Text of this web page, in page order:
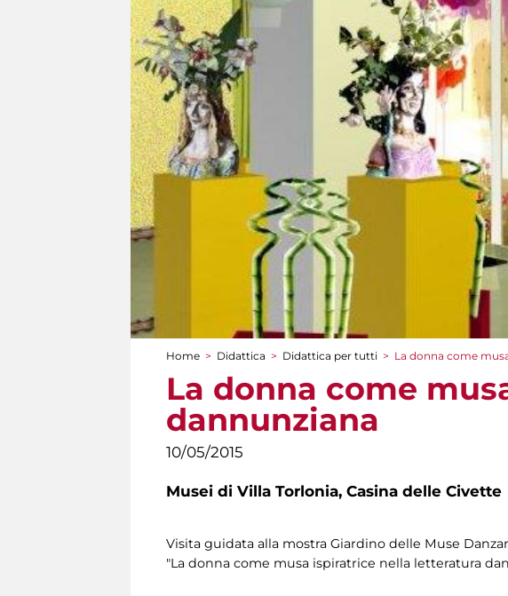
Tu sei qui
Home > Didattica > Didattica per tutti > La donna come
La donna come
dannunziana
10/05/2015
Musei di Villa Torlonia, Casina delle Civette
Visita guidata alla mostra Giardino delle Muse
"La donna come musa ispiratrice nella letteratura